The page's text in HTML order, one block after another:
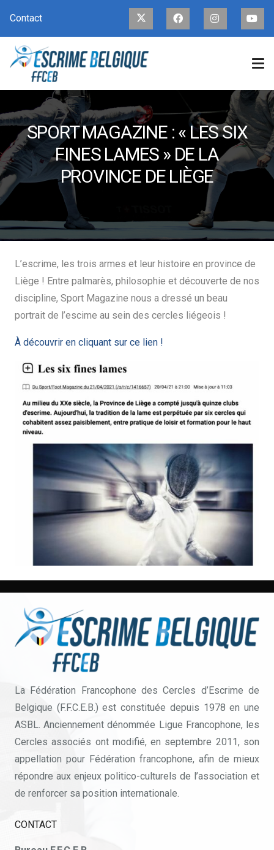
Contact
SPORT MAGAZINE : « LES SIX
FINES LAMES » DE LA
PROVINCE DE LIÈGE
L’escrime, les trois armes et leur histoire en province de
Liège ! Entre palmarès, philosophie et découverte de nos
discipline, Sport Magazine nous a dressé un beau
portrait de l’escime au sein des cercles liégeois !
À découvrir en cliquant sur ce lien !
La Fédération Francophone des Cercles d’Escrime de
Belgique (F.F.C.E.B.) est constituée depuis 1978 en une
ASBL. Anciennement dénommée Ligue Francophone, les
Cercles associés ont modifié, en septembre 2011, son
appellation pour Fédération francophone, afin de mieux
répondre aux enjeux politico-culturels de l’association et
de renforcer sa position internationale.
CONTACT